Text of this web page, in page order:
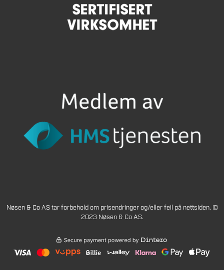
Nøsen & Co AS tar forbehold om prisendringer og/eller feil på nettsiden. ©
2023 Nøsen & Co AS.